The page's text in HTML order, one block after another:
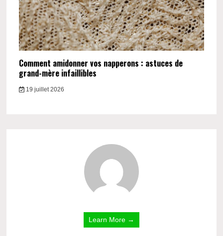
Comment amidonner vos napperons : astuces de
grand-mère infaillibles
19 juillet 2026
Learn More →